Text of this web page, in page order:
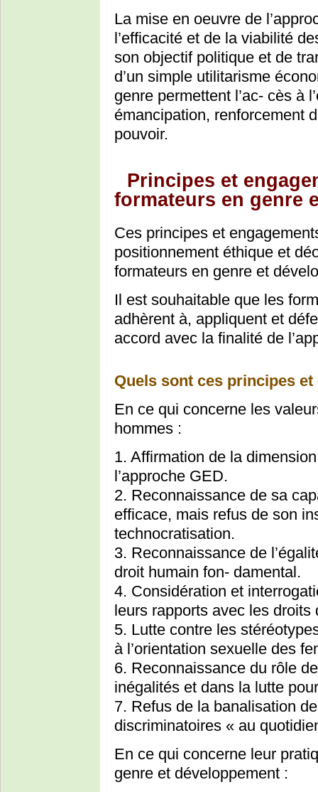
La mise en oeuvre de
l’efficacité et de la viabilité
son objectif politique et de
d’un simple utilitarisme
genre permettent l’ac- cès à
émancipation, renforcement
pouvoir.
Principes et
formateurs en genre
Ces principes et
positionnement éthique et
formateurs en genre et
Il est souhaitable que les
adhèrent à, appliquent et
accord avec la finalité de
Quels sont ces principes et
En ce qui concerne les
hommes :
1. Affirmation de la
l’approche GED.
2. Reconnaissance de sa
efficace, mais refus de son
technocratisation.
3. Reconnaissance de
droit humain fon- damental.
4. Considération et
leurs rapports avec les droits
5. Lutte contre les
à l’orientation sexuelle des
6. Reconnaissance du rôle
inégalités et dans la lutte
7. Refus de la banalisation
discriminatoires « au
En ce qui concerne leur
genre et développement :